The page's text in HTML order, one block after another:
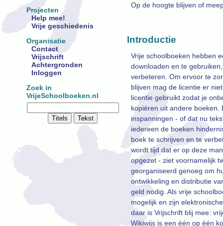
Projecten
Help mee!
Vrije geschiedenis
Organisatie
Contact
Vrijschrift
Achtergronden
Inloggen
Zoek in
VrijeSchoolboeken.nl
Op de hoogte blijven of
Introductie
Vrije schoolboeken hebben
downloaden en te
verbeteren. Om ervoor te
blijven mag de licentie er
licentie gebruikt zodat je
kopiëren uit andere boeken.
inspanningen - of dat nu
iedereen de boeken
boek te schrijven en te
wordt tijd dat er op deze
opgezet - ziet voornamelijk
georganiseerd genoeg om
ontwikkeling en distributie
geld nodig. Als vrije
mogelijk en zijn
daar is Vrijschrift blij mee:
Wikiwijs is een één op één